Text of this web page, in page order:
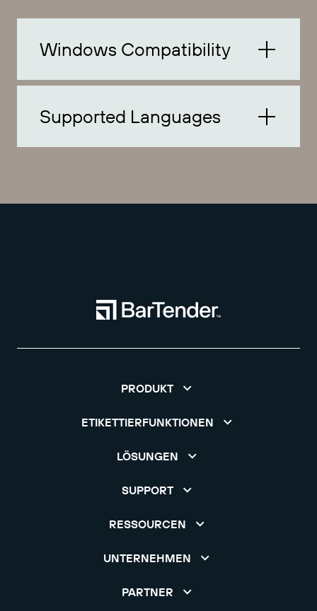
Windows Compatibility
Supported Languages
PRODUKT
ETIKETTIERFUNKTIONEN
LÖSUNGEN
SUPPORT
RESSOURCEN
UNTERNEHMEN
PARTNER